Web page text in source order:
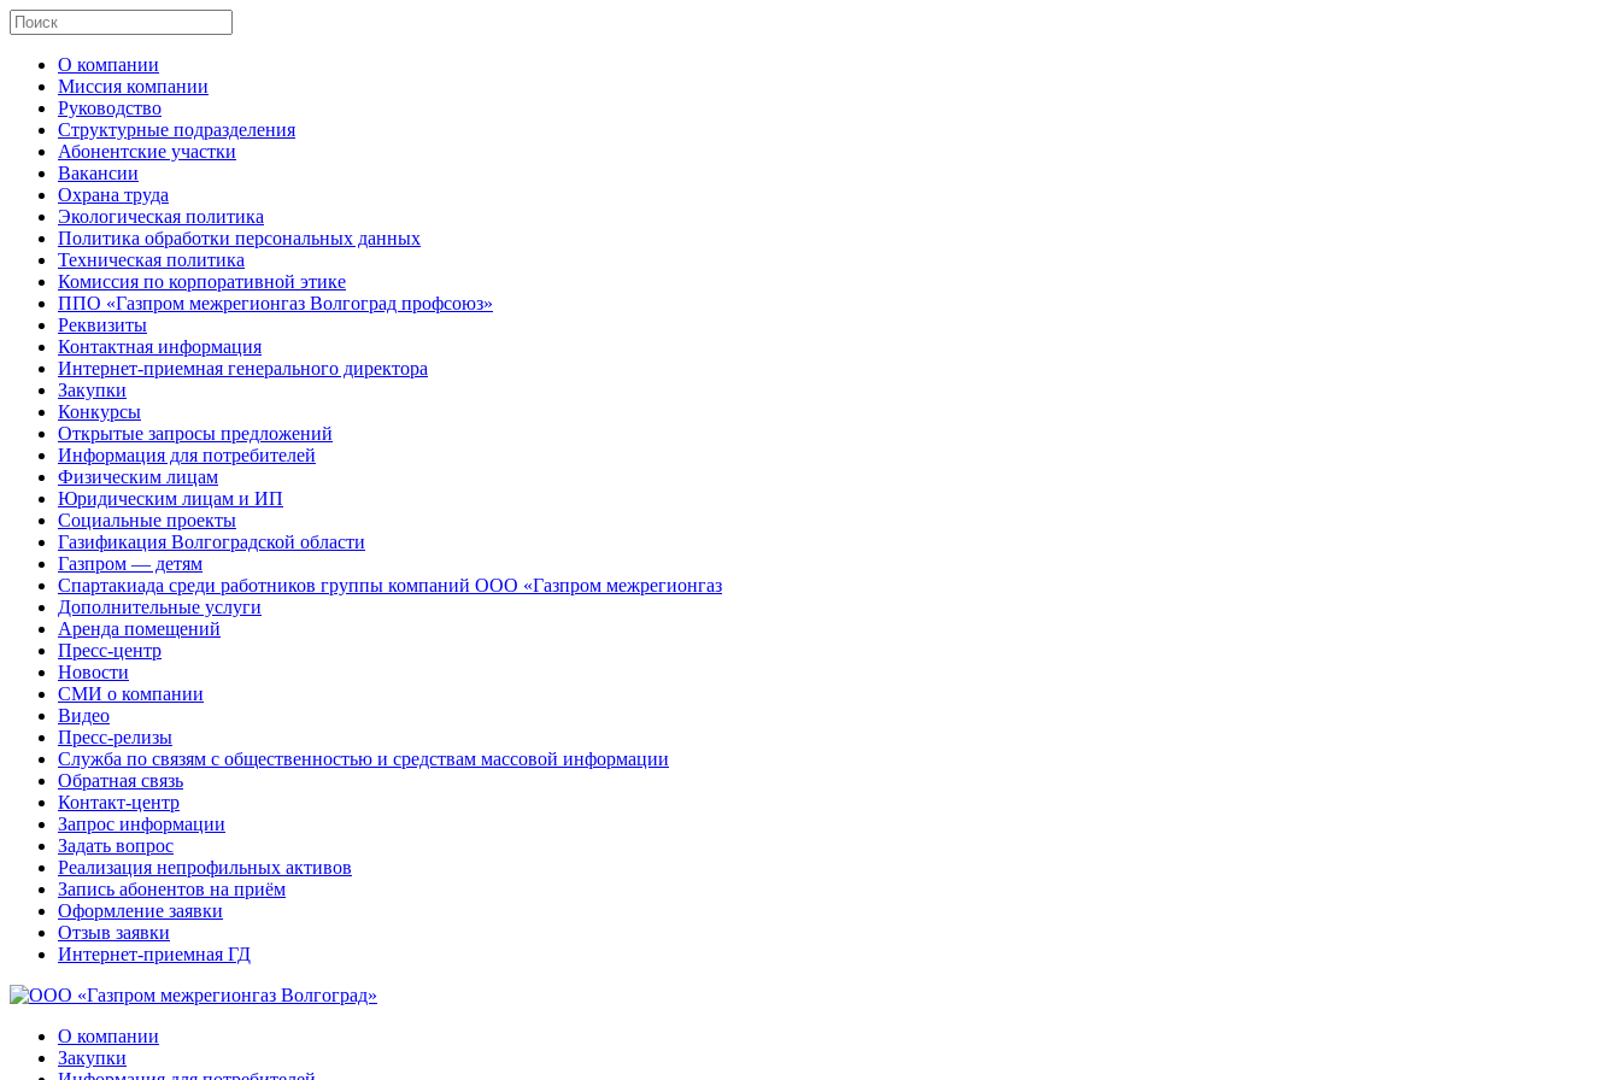
О компании
Миссия компании
Руководство
Структурные подразделения
Абонентские участки
Вакансии
Охрана труда
Экологическая политика
Политика обработки персональных данных
Техническая политика
Комиссия по корпоративной этике
ППО «Газпром межрегионгаз Волгоград профсоюз»
Реквизиты
Контактная информация
Интернет-приемная генерального директора
Закупки
Конкурсы
Открытые запросы предложений
Информация для потребителей
Физическим лицам
Юридическим лицам и ИП
Социальные проекты
Газификация Волгоградской области
Газпром — детям
Спартакиада среди работников группы компаний ООО «Газпром межрегионгаз
Дополнительные услуги
Аренда помещений
Пресс-центр
Новости
СМИ о компании
Видео
Пресс-релизы
Служба по связям с общественностью и средствам массовой информации
Обратная связь
Контакт-центр
Запрос информации
Задать вопрос
Реализация непрофильных активов
Запись абонентов на приём
Оформление заявки
Отзыв заявки
Интернет-приемная ГД
О компании
Закупки